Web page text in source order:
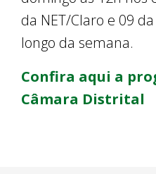
da NET/Claro e 09
longo da semana.
Confira aqui a
Câmara Distrital